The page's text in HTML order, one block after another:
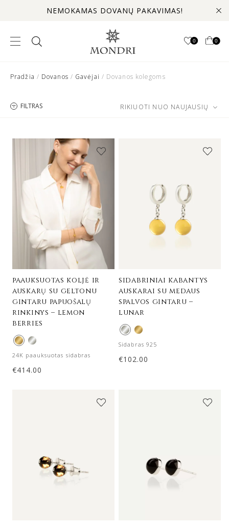
NEMOKAMAS DOVANŲ PAKAVIMAS!
0 0
Pradžia / Dovanos / Gavėjai / Dovanos kolegoms
FILTRAS RIKIUOTI NUO NAUJAUSIŲ
paauksuotas koljė ir
auskarų su geltonu
gintaru papuošalų
rinkinys – lemon
berries
24K paauksuotas sidabras
€414.00
sidabriniai kabantys
auskarai su medaus
spalvos gintaru –
lunar
Sidabras 925
€102.00